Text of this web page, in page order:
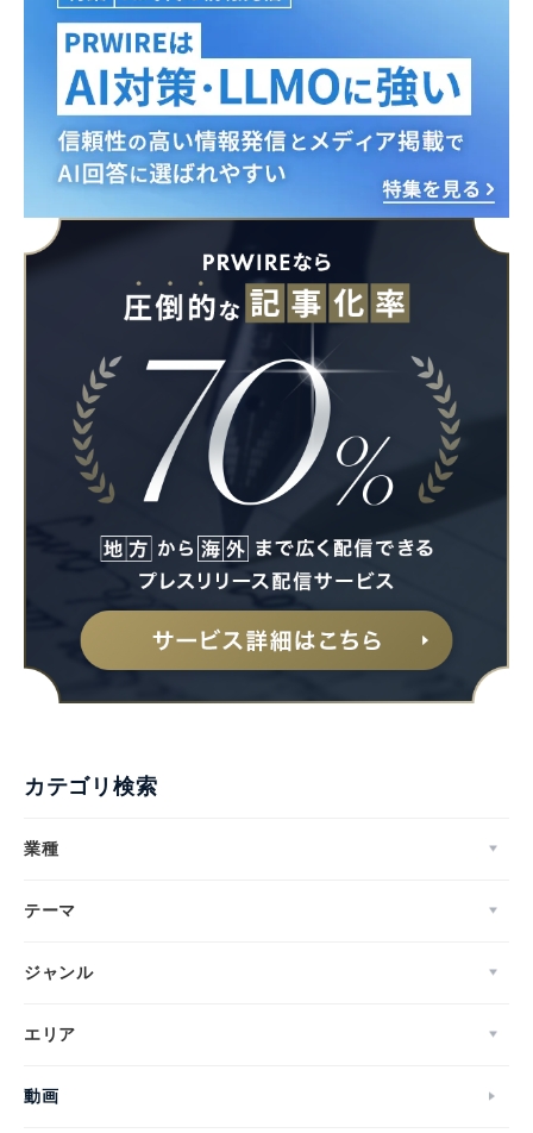
カテゴリ検索
業種
テーマ
ジャンル
エリア
動画